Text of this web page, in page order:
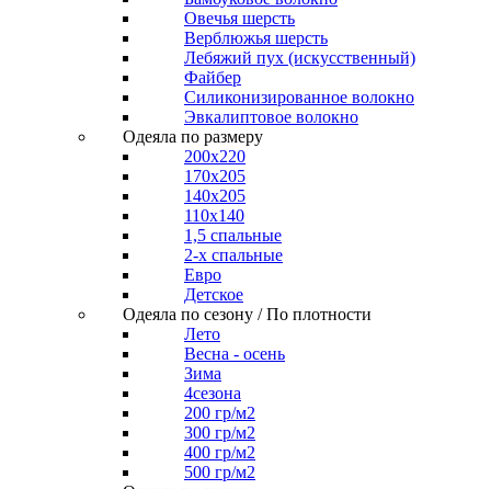
Овечья шерсть
Верблюжья шерсть
Лебяжий пух (искусственный)
Файбер
Силиконизированное волокно
Эвкалиптовое волокно
Одеяла по размеру
200x220
170x205
140x205
110x140
1,5 спальные
2-х спальные
Евро
Детское
Одеяла по сезону / По плотности
Лето
Весна - осень
Зима
4сезона
200 гр/м2
300 гр/м2
400 гр/м2
500 гр/м2